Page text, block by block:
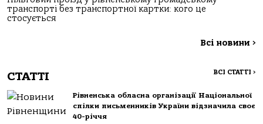
транспорті без транспортної картки: кого це
стосується
Всі новини >
СТАТТІ ВСІ СТАТТІ >
Рівненська обласна організації Національної
спілки письменників України відзначила своє
40-річчя